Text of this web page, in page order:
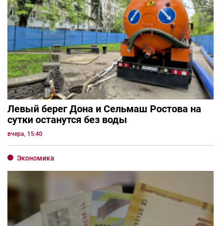
Левый берег Дона и Сельмаш Ростова на
сутки останутся без воды
вчера, 15:40
Экономика